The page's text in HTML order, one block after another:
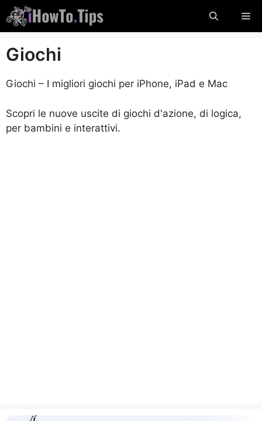
Salta
al
contenuto
Giochi
Giochi – I migliori giochi per iPhone, iPad e Mac
Scopri le nuove uscite di giochi d'azione, di logica,
per bambini e interattivi.